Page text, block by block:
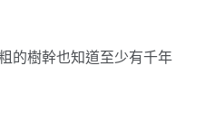
的樹幹也知道至少有千年